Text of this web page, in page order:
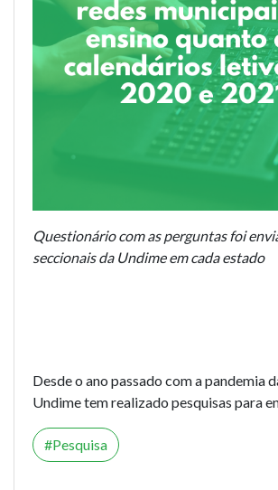
Questionário com as perguntas foi
seccionais da Undime em cada estado
Desde o ano passado com a pandemia
Undime tem realizado pesquisas para
Pesquisa